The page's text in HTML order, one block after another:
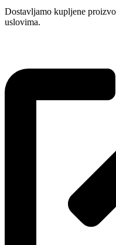
Dostavljamo kupljene
uslovima.